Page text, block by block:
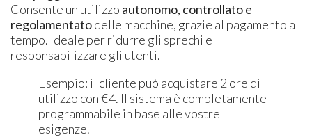
Consente un utilizzo autonomo, controllato e
regolamentatodelle macchine, grazie al pagamento a
tempo. Ideale per ridurre gli sprechi e
responsabilizzare gli utenti.
Esempio: il cliente può acquistare 2 ore di
utilizzo con €4. Il sistema è completamente
programmabile in base alle vostre
esigenze.